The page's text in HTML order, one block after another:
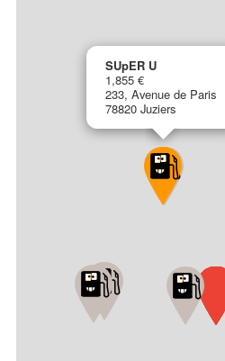
SUpER U
1,855 €
233, Avenue de Paris
78820 Juziers